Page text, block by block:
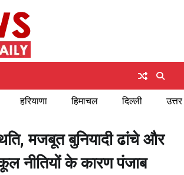
हरियाणा हिमाचल दिल्ली
मजबूत बुनियादी ढांचे और
नीतियों के कारण पंजाब